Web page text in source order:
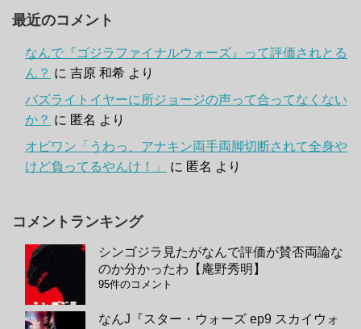
最近のコメント
なんで『ゴジラファイナルウォーズ』って評価されとる
ん？ に 吉原 和希 より
バズライトイヤーに所ジョージの声って合ってなくない
か？ に 匿名 より
オビワン「うわっ、アナキン両手両脚切断されて全身や
けど負ってるやんけ！」
に 匿名 より
コメントランキング
シンゴジラ見たがなんで評価が賛否両論な
のか分かったわ【庵野秀明】
95件のコメント
なんJ『スター・ウォーズ ep9 スカイウォ